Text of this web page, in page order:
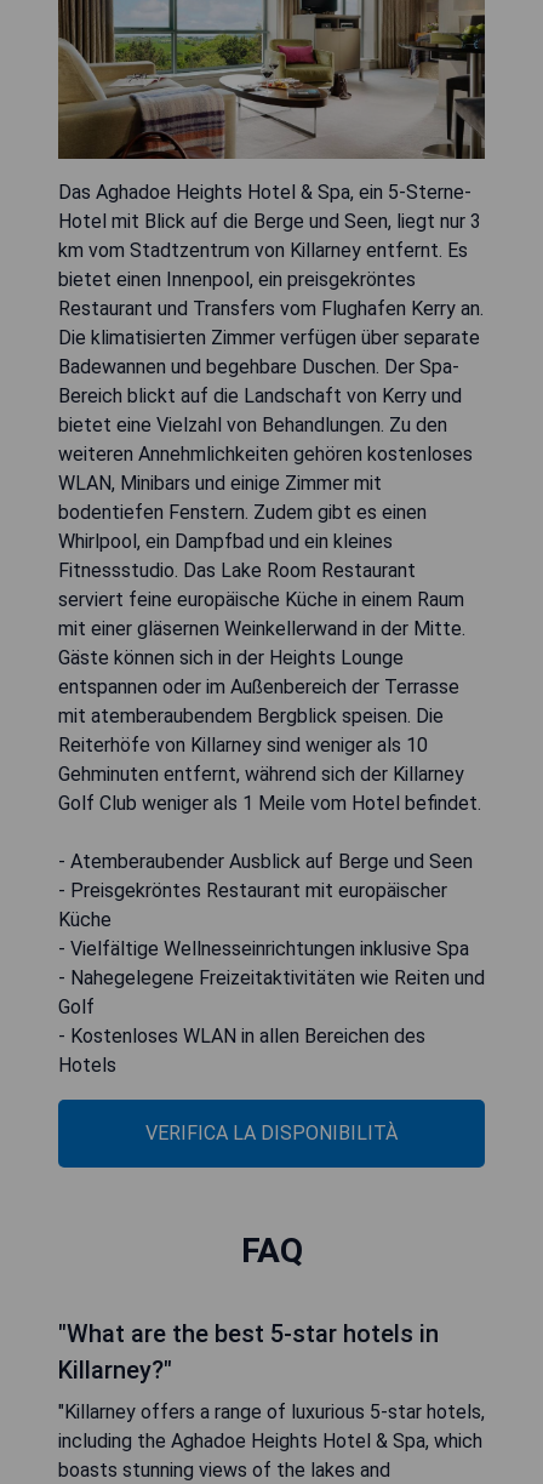
Das Aghadoe Heights Hotel & Spa, ein 5-Sterne-
Hotel mit Blick auf die Berge und Seen, liegt nur 3
km vom Stadtzentrum von Killarney entfernt. Es
bietet einen Innenpool, ein preisgekröntes
Restaurant und Transfers vom Flughafen Kerry an.
Die klimatisierten Zimmer verfügen über separate
Badewannen und begehbare Duschen. Der Spa-
Bereich blickt auf die Landschaft von Kerry und
bietet eine Vielzahl von Behandlungen. Zu den
weiteren Annehmlichkeiten gehören kostenloses
WLAN, Minibars und einige Zimmer mit
bodentiefen Fenstern. Zudem gibt es einen
Whirlpool, ein Dampfbad und ein kleines
Fitnessstudio. Das Lake Room Restaurant
serviert feine europäische Küche in einem Raum
mit einer gläsernen Weinkellerwand in der Mitte.
Gäste können sich in der Heights Lounge
entspannen oder im Außenbereich der Terrasse
mit atemberaubendem Bergblick speisen. Die
Reiterhöfe von Killarney sind weniger als 10
Gehminuten entfernt, während sich der Killarney
Golf Club weniger als 1 Meile vom Hotel befindet.
- Atemberaubender Ausblick auf Berge und Seen
- Preisgekröntes Restaurant mit europäischer
Küche
- Vielfältige Wellnesseinrichtungen inklusive Spa
- Nahegelegene Freizeitaktivitäten wie Reiten und
Golf
- Kostenloses WLAN in allen Bereichen des
Hotels
VERIFICA LA DISPONIBILITÀ
FAQ
"What are the best 5-star hotels in
Killarney?"
"Killarney offers a range of luxurious 5-star hotels,
including the Aghadoe Heights Hotel & Spa, which
boasts stunning views of the lakes and